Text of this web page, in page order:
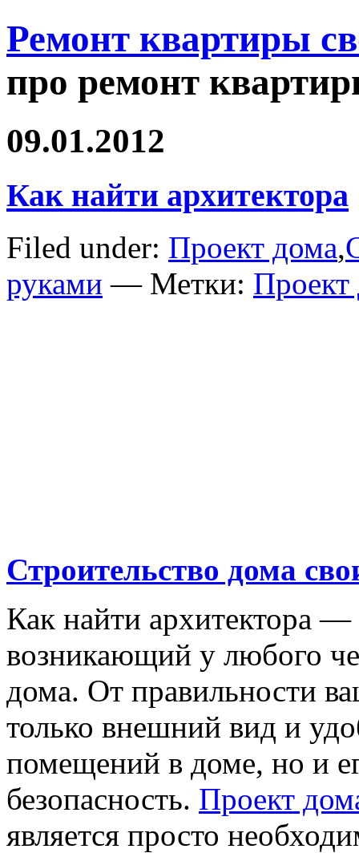
Ремонт квартиры
про ремонт
09.01.2012
Как найти архитектора
Filed under: Проект дома,
руками — Метки: Проект
Строительство дома
Как найти архитектора
возникающий у любого
дома. От правильности
только внешний вид и
помещений в доме, но и
безопасность. Проект
является просто